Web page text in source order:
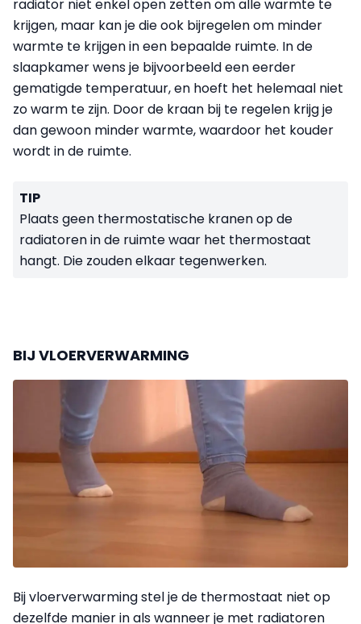
radiator niet enkel open zetten om alle warmte te
krijgen, maar kan je die ook bijregelen om minder
warmte te krijgen in een bepaalde ruimte. In de
slaapkamer wens je bijvoorbeeld een eerder
gematigde temperatuur, en hoeft het helemaal niet
zo warm te zijn. Door de kraan bij te regelen krijg je
dan gewoon minder warmte, waardoor het kouder
wordt in de ruimte.
TIP
Plaats geen thermostatische kranen op de
radiatoren in de ruimte waar het thermostaat
hangt. Die zouden elkaar tegenwerken.
BIJ VLOERVERWARMING
Bij vloerverwarming stel je de thermostaat niet op
dezelfde manier in als wanneer je met radiatoren